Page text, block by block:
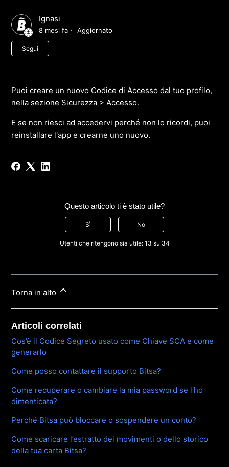
Ignasi
8 mesi fa Aggiornato
Segui
Puoi creare un nuovo Codice di Accesso dal tuo profilo,
nella sezione Sicurezza > Accesso.
E se non riesci ad accedervi perché non lo ricordi, puoi
reinstallare l'app e crearne uno nuovo.
Questo articolo ti è stato utile?
Sì No
Utenti che ritengono sia utile: 13 su 34
Torna in alto
Articoli correlati
Cos’è il Codice Segreto usato come Chiave SCA e come
generarlo
Come posso contattare il supporto Bitsa?
Come recuperare o cambiare la mia password se l'ho
dimenticata?
Perché Bitsa può bloccare o sospendere un conto?
Come scaricare l’estratto dei movimenti o dello storico
della tua carta Bitsa?